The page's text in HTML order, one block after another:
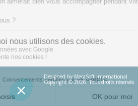
Designed by MecaSoft International
Copyright © 2026. Tous droits réservés